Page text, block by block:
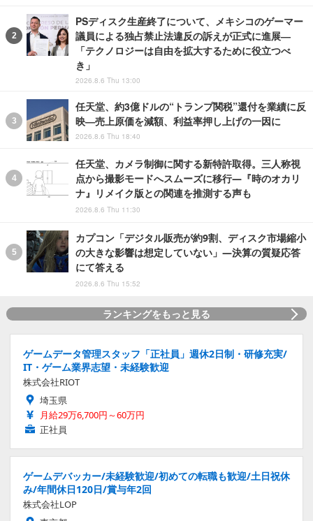
PSディスク生産終了について、メキシコのゲーマー
議員による独占禁止法違反の訴えが正式に進展―
「テクノロジーは自由を拡大するために役立つべ
き」
2026.8.6 Thu 13:00
任天堂、約3億ドルの“トランプ関税”還付を業績に反
映―売上原価を減額、利益率押し上げの一因に
2026.8.6 Thu 18:40
任天堂、カメラ制御に関する新特許取得。三人称視
点から撮影モードへスムーズに移行―『時のオカリ
ナ』リメイク版との関連を推測する声も
2026.8.6 Thu 11:30
カプコン「デジタル販売が約9割、ディスク市場縮小
の大きな影響は想定していない」―決算の質疑応答
にて答える
2026.8.6 Thu 15:52
ランキングをもっと見る
ゲームデータ管理スタッフ「正社員」週休2日制・研修充実/
IT・ゲーム業界志望・未経験歓迎
株式会社RIOT
埼玉県
月給29万6,700円～60万円
正社員
ゲームデバッカー/未経験歓迎/初めての転職も歓迎/土日祝休
み/年間休日120日/賞与年2回
株式会社LOP